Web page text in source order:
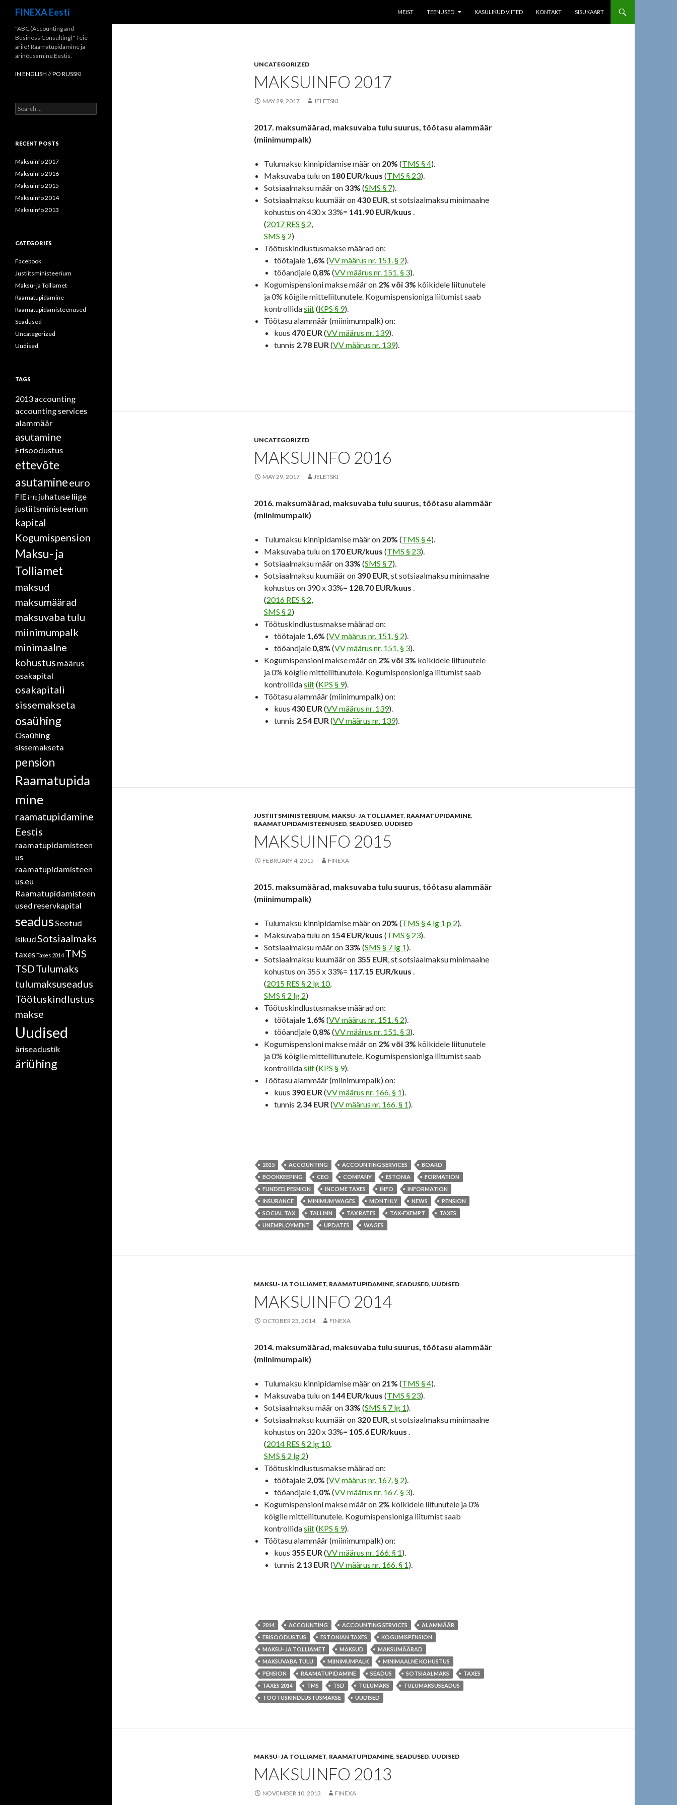
FINEXA Eesti
MEIST
TEENUSED KASULIKUD VIITED KONTAKT SISUKAART
UNCATEGORIZED
MAKSUINFO 2017
MAY 29, 2017 JELETSKI
2017. maksumäärad, maksuvaba tulu suurus, töötasu alammäär
(miinimumpalk)
Tulumaksu kinnipidamise määr on 20% (TMS § 4).
Maksuvaba tulu on 180 EUR/kuus (TMS § 23).
Sotsiaalmaksu määr on 33% (SMS § 7).
Sotsiaalmaksu kuumäär on430 EUR, st sotsiaalmaksu minimaalne
kohustus on430 x 33%= 141.90 EUR/kuus .
(2017 RES § 2,
SMS § 2)
Töötuskindlustusmakse määrad on:
töötajale 1,6% (VV määrus nr. 151. § 2).
tööandjale 0,8% (VV määrus nr. 151. § 3).
Kogumispensioni makse määr on 2% või 3% kõikidele liitunutele
ja 0% kõigile mitteliitunutele. Kogumispensioniga liitumist saab
kontrollidasiit(KPS § 9).
Töötasu alammäär (miinimumpalk) on:
kuus 470 EUR(VV määrus nr. 139).
tunnis 2.78 EUR(VV määrus nr. 139).
UNCATEGORIZED
MAKSUINFO 2016
MAY 29, 2017 JELETSKI
2016. maksumäärad, maksuvaba tulu suurus, töötasu alammäär
(miinimumpalk)
Tulumaksu kinnipidamise määr on 20% (TMS § 4).
Maksuvaba tulu on 170 EUR/kuus (TMS § 23).
Sotsiaalmaksu määr on 33% (SMS § 7).
Sotsiaalmaksu kuumäär on 390 EUR, st sotsiaalmaksu minimaalne
kohustus on 390 x 33%= 128.70 EUR/kuus .
(2016 RES § 2,
SMS § 2)
Töötuskindlustusmakse määrad on:
töötajale 1,6% (VV määrus nr. 151. § 2).
tööandjale 0,8% (VV määrus nr. 151. § 3).
Kogumispensioni makse määr on 2% või 3% kõikidele liitunutele
ja 0% kõigile mitteliitunutele. Kogumispensioniga liitumist saab
kontrollidasiit(KPS § 9).
Töötasu alammäär (miinimumpalk) on:
kuus 430 EUR(VV määrus nr. 139).
tunnis 2.54 EUR(VV määrus nr. 139).
JUSTIITSMINISTEERIUM, MAKSU- JA TOLLIAMET, RAAMATUPIDAMINE,
RAAMATUPIDAMISTEENUSED, SEADUSED, UUDISED
MAKSUINFO 2015
FEBRUARY 4, 2015 FINEXA
2015. maksumäärad, maksuvaba tulu suurus, töötasu alammäär
(miinimumpalk)
Tulumaksu kinnipidamise määr on 20% (TMS § 4 lg 1 p 2).
Maksuvaba tulu on 154 EUR/kuus (TMS § 23).
Sotsiaalmaksu määr on 33% (SMS § 7 lg 1).
Sotsiaalmaksu kuumäär on 355 EUR, st sotsiaalmaksu minimaalne
kohustus on 355 x 33%= 117.15 EUR/kuus .
(2015 RES § 2 lg 10,
SMS § 2 lg 2)
Töötuskindlustusmakse määrad on:
töötajale 1,6% (VV määrus nr. 151. § 2).
tööandjale 0,8% (VV määrus nr. 151. § 3).
Kogumispensioni makse määr on 2% või 3% kõikidele liitunutele
ja 0% kõigile mitteliitunutele. Kogumispensioniga liitumist saab
kontrollidasiit(KPS § 9).
Töötasu alammäär (miinimumpalk) on:
kuus 390 EUR(VV määrus nr. 166. § 1).
tunnis 2.34 EUR(VV määrus nr. 166. § 1).
2015 ACCOUNTING ACCOUNTING SERVICES
BOARD
BOOKKEEPING
CEO COMPANY ESTONIA
FORMATION
FUNDED PESNION
INCOME TAXES INFO
INFORMATION
INSURANCE
MINIMUM WAGES MONTHLY NEWS
PENSION
SOCIAL TAX
TALLINN TAX RATES TAX-EXEMPT
TAXES
UNEMPLOYMENT
UPDATES WAGES
MAKSU- JA TOLLIAMET, RAAMATUPIDAMINE, SEADUSED, UUDISED
MAKSUINFO 2014
OCTOBER 23, 2014 FINEXA
2014. maksumäärad, maksuvaba tulu suurus, töötasu alammäär
(miinimumpalk)
Tulumaksu kinnipidamise määr on 21% (TMS § 4).
Maksuvaba tulu on 144 EUR/kuus (TMS § 23).
Sotsiaalmaksu määr on 33% (SMS § 7 lg 1).
Sotsiaalmaksu kuumäär on 320 EUR, st sotsiaalmaksu minimaalne
kohustus on 320 x 33%= 105.6 EUR/kuus .
(2014 RES § 2 lg 10,
SMS § 2 lg 2)
Töötuskindlustusmakse määrad on:
töötajale 2,0% (VV määrus nr. 167. § 2).
tööandjale 1,0% (VV määrus nr. 167. § 3).
Kogumispensioni makse määr on 2% kõikidele liitunutele ja 0%
kõigile mitteliitunutele. Kogumispensioniga liitumist saab
kontrollidasiit(KPS § 9).
Töötasu alammäär (miinimumpalk) on:
kuus 355 EUR(VV määrus nr. 166. § 1).
tunnis 2.13 EUR(VV määrus nr. 166. § 1).
2014 ACCOUNTING ACCOUNTING SERVICES
ALAMMÄÄR
ERISOODUSTUS
ESTONIAN TAXES
KOGUMISPENSION
MAKSU- JA TOLLIAMET
MAKSUD
MAKSUMÄÄRAD
MAKSUVABA TULU
MIINIMUMPALK
MINIMAALNE KOHUSTUS
PENSION
RAAMATUPIDAMINE SEADUS SOTSIAALMAKS
TAXES
TAXES 2014
TMS TSD TULUMAKS
TULUMAKSUSEADUS
TÖÖTUSKINDLUSTUSMAKSE
UUDISED
MAKSU- JA TOLLIAMET, RAAMATUPIDAMINE, SEADUSED, UUDISED
MAKSUINFO 2013
NOVEMBER 10, 2013 FINEXA
"ABC (Accounting and
Business Consulting)" Teie
ärile! Raamatupidamine ja
ärinõusamine Eestis.
IN ENGLISH //PO RUSSKI
Search
for:
RECENT POSTS
Maksuinfo 2017
Maksuinfo 2016
Maksuinfo 2015
Maksuinfo 2014
Maksuinfo 2013
CATEGORIES
Facebook
Justiitsministeerium
Maksu- ja Tolliamet
Raamatupidamine
Raamatupidamisteenused
Seadused
Uncategorized
Uudised
TAGS
2013accounting
accounting services
alammäär
asutamine
Erisoodustus
ettevõte
asutamineeuro
FIEinfo juhatuse liige
justiitsministeerium
kapital
Kogumispension
Maksu- ja
Tolliamet
maksud
maksumäärad
maksuvaba tulu
miinimumpalk
minimaalne
kohustus määrus
osakapital
osakapitali
sissemakseta
osaühing
Osaühing
sissemakseta
pension
Raamatupida
mine
raamatupidamine
Eestis
raamatupidamisteen
us
raamatupidamisteen
us.eu
Raamatupidamisteen
used reservkapital
seadusSeotud
isikudSotsiaalmaks
taxesTaxes 2014 TMS
TSDTulumaks
tulumaksuseadus
Töötuskindlustus
makse
Uudised
äriseadustik
äriühing